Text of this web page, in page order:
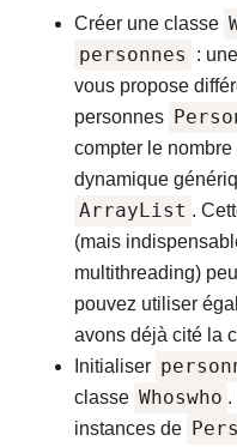
Créer une classe
personnes :
vous propose
personnes
compter le nombre
dynamique
ArrayList .
(mais
multithreading)
pouvez utiliser
avons déjà cité la
Initialiser
classe Whoswho .
instances de